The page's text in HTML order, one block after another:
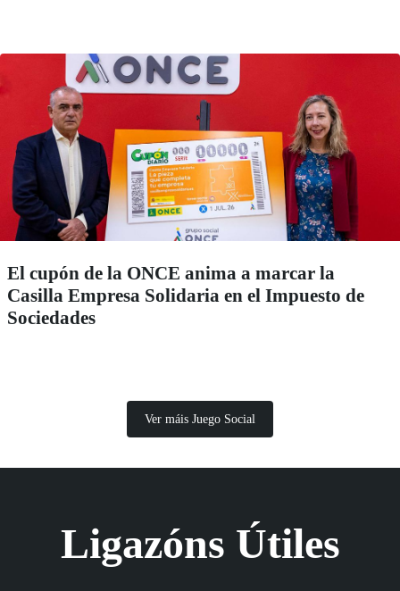
El cupón de la ONCE anima a marcar la
Casilla Empresa Solidaria en el Impuesto de
Sociedades
Ver máis Juego Social
Ligazóns Útiles